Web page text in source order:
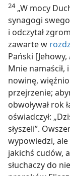
24„W mocy
synagogi
i odczytał
zawarte w
Pański [Jehowy,
Mnie namaścił,
nowinę,
przejrzenie;
obwoływał rok
oświadczył:
słyszeli”.
wypowiedzi,
jakichś cudów,
słuchaczy do